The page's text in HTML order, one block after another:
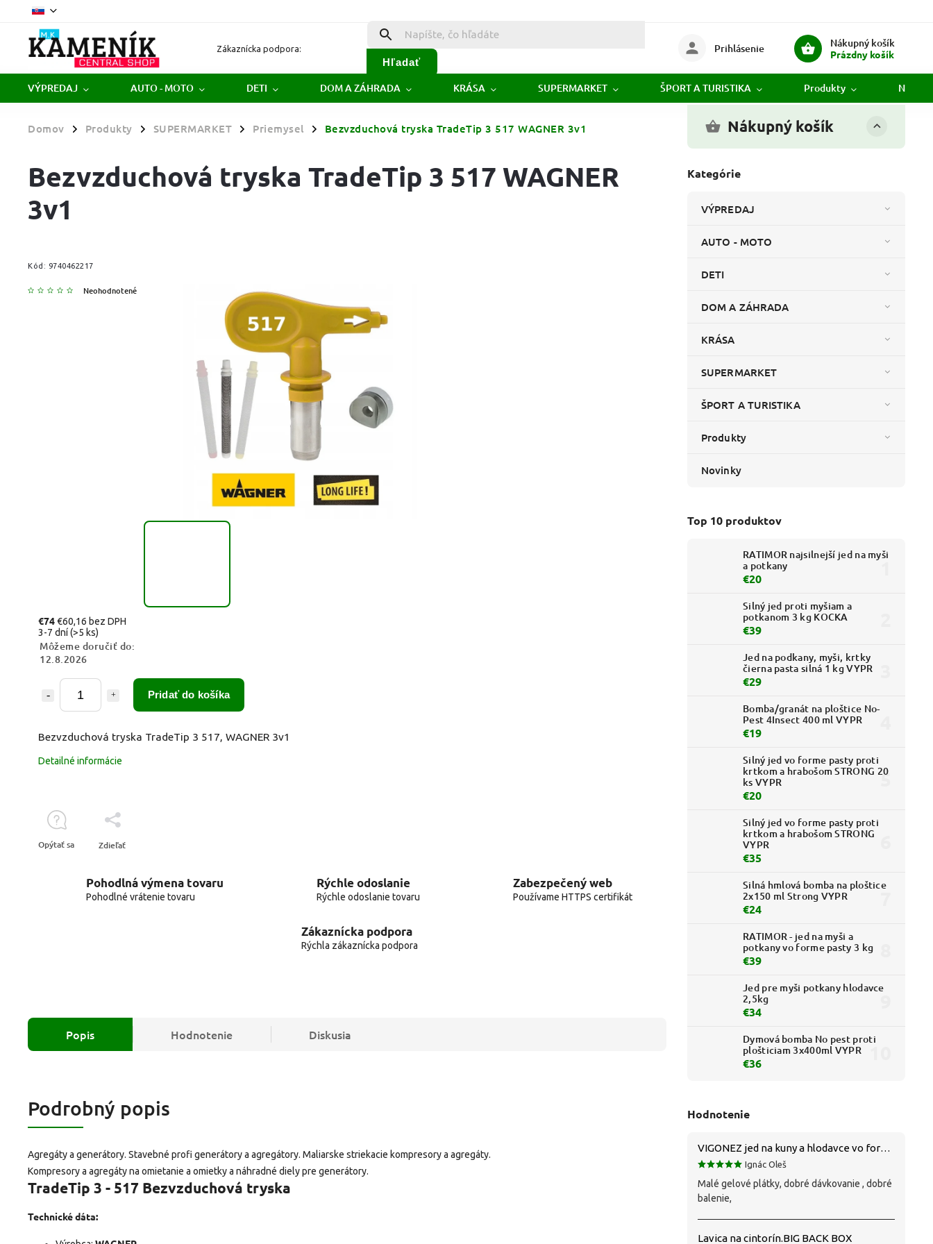
Zákaznícka podpora:
Hľadať
Nákupný košík
Prázdny košík
Prihlásenie
VÝPREDAJ AUTO - MOTO DETI DOM A ZÁHRADA KRÁSA SUPERMARKET ŠPORT A TURISTIKA Produkty
Domov / Produkty / SUPERMARKET / Priemysel / Bezvzduchová tryska TradeTip 3 517 WAGNER 3v1 Nákupný košík
Kategórie
VÝPREDAJ
AUTO - MOTO
DETI
DOM A ZÁHRADA
KRÁSA
SUPERMARKET
ŠPORT A TURISTIKA
Produkty
Novinky
Top 10 produktov
RATIMOR najsilnejší jed na myši
a potkany
€20
Silný jed proti myšiam a
potkanom 3 kg KOCKA
€39
Jed na podkany, myši, krtky
čierna pasta silná 1 kg VYPR
€29
Bomba/granát na ploštice No-
Pest 4Insect 400 ml VYPR
€19
Silný jed vo forme pasty proti
krtkom a hrabošom STRONG 20
ks VYPR
€20
Silný jed vo forme pasty proti
krtkom a hrabošom STRONG
VYPR
€35
Silná hmlová bomba na ploštice
2x150 ml Strong VYPR
€24
RATIMOR - jed na myši a
potkany vo forme pasty 3 kg
€39
Jed pre myši potkany hlodavce
2,5kg
€34
Dymová bomba No pest proti
plošticiam 3x400ml VYPR
€36
Hodnotenie
VIGONEZ jed na kuny a hlodavce vo forme pasty 1,5 kg
Ignác Oleš
Malé gelové plátky, dobré dávkovanie , dobré
balenie,
Lavica na cintorín.BIG BACK BOX
Bezvzduchová tryska TradeTip 3 517 WAGNER
3v1
Kód: 9740462217
Neohodnotené
€74€60,16 bez DPH
3-7 dní(>5 ks)
Môžeme doručiť do:
12.8.2026
Pridať do košíka
Bezvzduchová tryska TradeTip 3 517, WAGNER 3v1
Detailné informácie
Opýtať sa Zdieľať
Pohodlná výmena tovaru
Pohodlné vrátenie tovaru
Rýchle odoslanie
Rýchle odoslanie tovaru
Zabezpečený web
Používame HTTPS certifikát
Zákaznícka podpora
Rýchla zákaznícka podpora
Popis Hodnotenie Diskusia
Podrobný popis
Agregáty a generátory. Stavebné profi generátory a agregátory. Maliarske striekacie kompresory a agregáty.
Kompresory a agregáty na omietanie a omietky a náhradné diely pre generátory.
TradeTip 3 - 517 Bezvzduchová tryska
Technické dáta: